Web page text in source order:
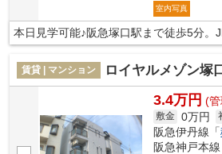
室内写真
本日見学可能♪阪急塚口駅まで徒歩5分。
賃貸 | マンション ロイヤルメゾン塚
3.4万円 (
敷金 0万円
阪急伊丹線「
阪急神戸本